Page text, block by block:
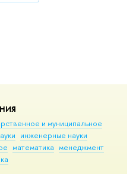
и муниципальное
инженерные науки
математика менеджмент